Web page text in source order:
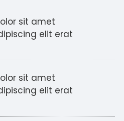
sit amet
elit erat
sit amet
elit erat